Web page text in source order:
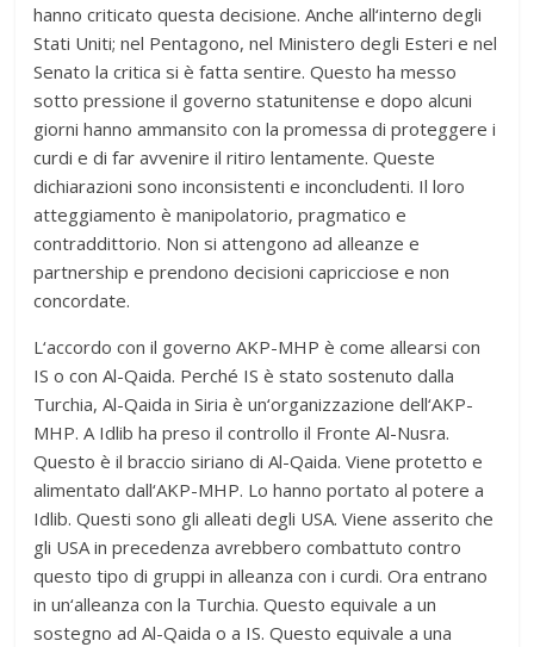
hanno criticato questa decisione. Anche all‘interno degli
Stati Uniti; nel Pentagono, nel Ministero degli Esteri e nel
Senato la critica si è fatta sentire. Questo ha messo
sotto pressione il governo statunitense e dopo alcuni
giorni hanno ammansito con la promessa di proteggere i
curdi e di far avvenire il ritiro lentamente. Queste
dichiarazioni sono inconsistenti e inconcludenti. Il loro
atteggiamento è manipolatorio, pragmatico e
contraddittorio. Non si attengono ad alleanze e
partnership e prendono decisioni capricciose e non
concordate.
L‘accordo con il governo AKP-MHP è come allearsi con
IS o con Al-Qaida. Perché IS è stato sostenuto dalla
Turchia, Al-Qaida in Siria è un‘organizzazione dell‘AKP-
MHP. A Idlib ha preso il controllo il Fronte Al-Nusra.
Questo è il braccio siriano di Al-Qaida. Viene protetto e
alimentato dall‘AKP-MHP. Lo hanno portato al potere a
Idlib. Questi sono gli alleati degli USA. Viene asserito che
gli USA in precedenza avrebbero combattuto contro
questo tipo di gruppi in alleanza con i curdi. Ora entrano
in un‘alleanza con la Turchia. Questo equivale a un
sostegno ad Al-Qaida o a IS. Questo equivale a una